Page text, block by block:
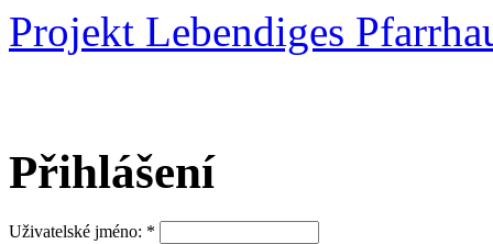
Projekt Lebendiges
Přihlášení
Uživatelské jméno: *